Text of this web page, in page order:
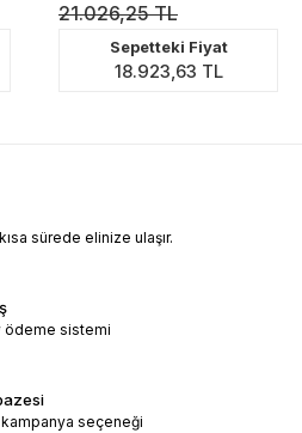
21.026,25 TL
Sepetteki Fiyat
18.923,63 TL
sürede elinize ulaşır.
ödeme sistemi
seçeneği